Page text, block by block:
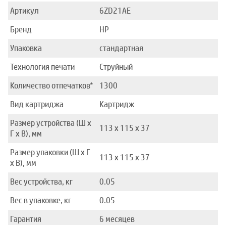
Артикул
6ZD21AE
Бренд
HP
Упаковка
стандартная
Технология печати
Струйный
Количество отпечатков*
1300
Вид картриджа
Картридж
Размер устройства (Ш x
Г x В), мм
113 x 115 x 37
Размер упаковки (Ш x Г
x В), мм
113 x 115 x 37
Вес устройства, кг
0.05
Вес в упаковке, кг
0.05
Гарантия
6 месяцев